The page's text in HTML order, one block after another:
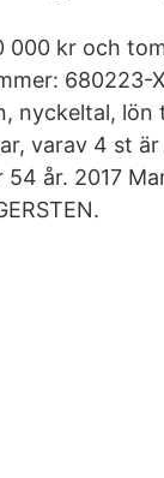
000 kr och
lön
varav 4 st
år. 2017